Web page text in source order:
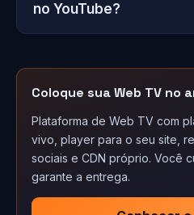
no YouTube?
Coloque sua Web TV no
Plataforma de Web TV com
vivo, player para o seu site,
sociais e CDN próprio. Você
garante a entrega.